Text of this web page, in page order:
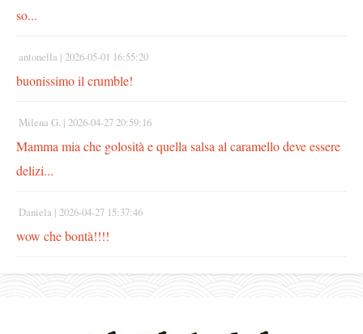
so...
antonella | 2026-05-01 16:55:20
buonissimo il crumble!
Milena G. | 2026-04-27 20:59:16
Mamma mia che golosità e quella salsa al caramello deve essere
delizi...
Daniela | 2026-04-27 15:37:46
wow che bontà!!!!